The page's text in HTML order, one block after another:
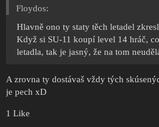
Floydos:
Hlavně ono ty staty těch letadel
Když si SU-11 koupí level 14 hráč,
letadla, tak je jasný, že na tom
A zrovna ty dostávaš vždy tých
je pech xD
1 Like